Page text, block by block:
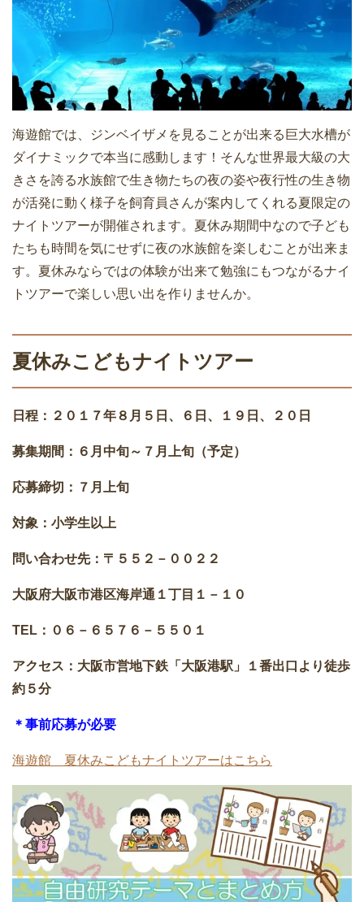
海遊館では、ジンベイザメを見ることが出来る巨大水槽が
ダイナミックで本当に感動します！そんな世界最大級の大
きさを誇る水族館で生き物たちの夜の姿や夜行性の生き物
が活発に動く様子を飼育員さんが案内してくれる夏限定の
ナイトツアーが開催されます。夏休み期間中なので子ども
たちも時間を気にせずに夜の水族館を楽しむことが出来ま
す。夏休みならではの体験が出来て勉強にもつながるナイ
トツアーで楽しい思い出を作りませんか。
夏休みこどもナイトツアー
日程：２０１７年８月５日、６日、１９日、２０日
募集期間：６月中旬～７月上旬（予定）
応募締切：７月上旬
対象：小学生以上
問い合わせ先：〒５５２－００２２
大阪府大阪市港区海岸通１丁目１－１０
TEL：０６－６５７６－５５０１
アクセス：大阪市営地下鉄「大阪港駅」１番出口より徒歩
約５分
＊事前応募が必要
海遊館 夏休みこどもナイトツアーはこちら